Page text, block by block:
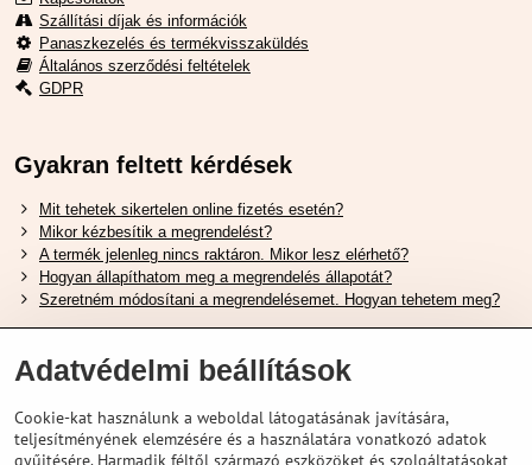
Szállítási díjak és információk
Panaszkezelés és termékvisszaküldés
Általános szerződési feltételek
GDPR
Gyakran feltett kérdések
Mit tehetek sikertelen online fizetés esetén?
Mikor kézbesítik a megrendelést?
A termék jelenleg nincs raktáron. Mikor lesz elérhető?
Hogyan állapíthatom meg a megrendelés állapotát?
Szeretném módosítani a megrendelésemet. Hogyan tehetem meg?
Hasznos Linkek
Hogyan válasszuk ki a megfelelő felfüggesztési villát ?
Hogyan válasszuk ki a megfelelő méretű sisakot?
Adatvédelmi beállítások
Cookie-kat használunk a weboldal látogatásának javítására,
teljesítményének elemzésére és a használatára vonatkozó adatok
gyűjtésére. Harmadik féltől származó eszközöket és szolgáltatásokat